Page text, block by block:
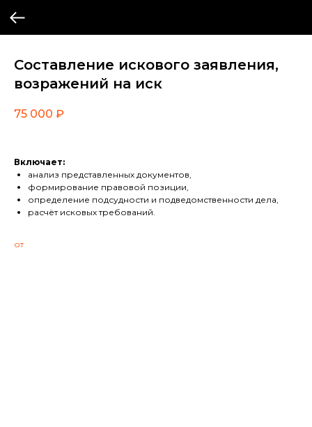
Составление искового заявления,
возражений на иск
75 000 ₽
Включает:
анализ представленных документов,
формирование правовой позиции,
определение подсудности и подведомственности дела,
расчёт исковых требований.
от